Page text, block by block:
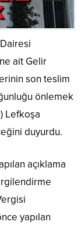
ait Gelir
son teslim
önlemek
Lefkoşa
duyurdu.
açıklama
yapılan